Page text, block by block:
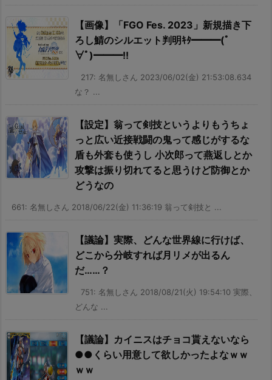
【画像】「FGO Fes. 2023」新規描き下
ろし鯖のシルエット判明ｷﾀ━━━(ﾟ
∀ﾟ)━━━!!
217: 名無しさん 2023/06/02(金) 21:53:08.634
な？ ...
【設定】翁って剣技というよりもうちょ
っと広い近接戦闘の鬼って感じがするな
盾も外套も使うし 小次郎って燕返しとか
攻撃は振り切れてると思うけど防御とか
どうなの
661: 名無しさん 2018/06/22(金) 11:36:19 翁って剣技と ...
【議論】実際、どんな世界線に行けば、
どこから分岐すれば月リメが出るん
だ……？
751: 名無しさん 2018/08/21(火) 19:54:10 実際、
どんな ...
【議論】カイニスはチョコ貰えないなら
●●くらい用意して欲しかったよなｗｗ
ｗｗ